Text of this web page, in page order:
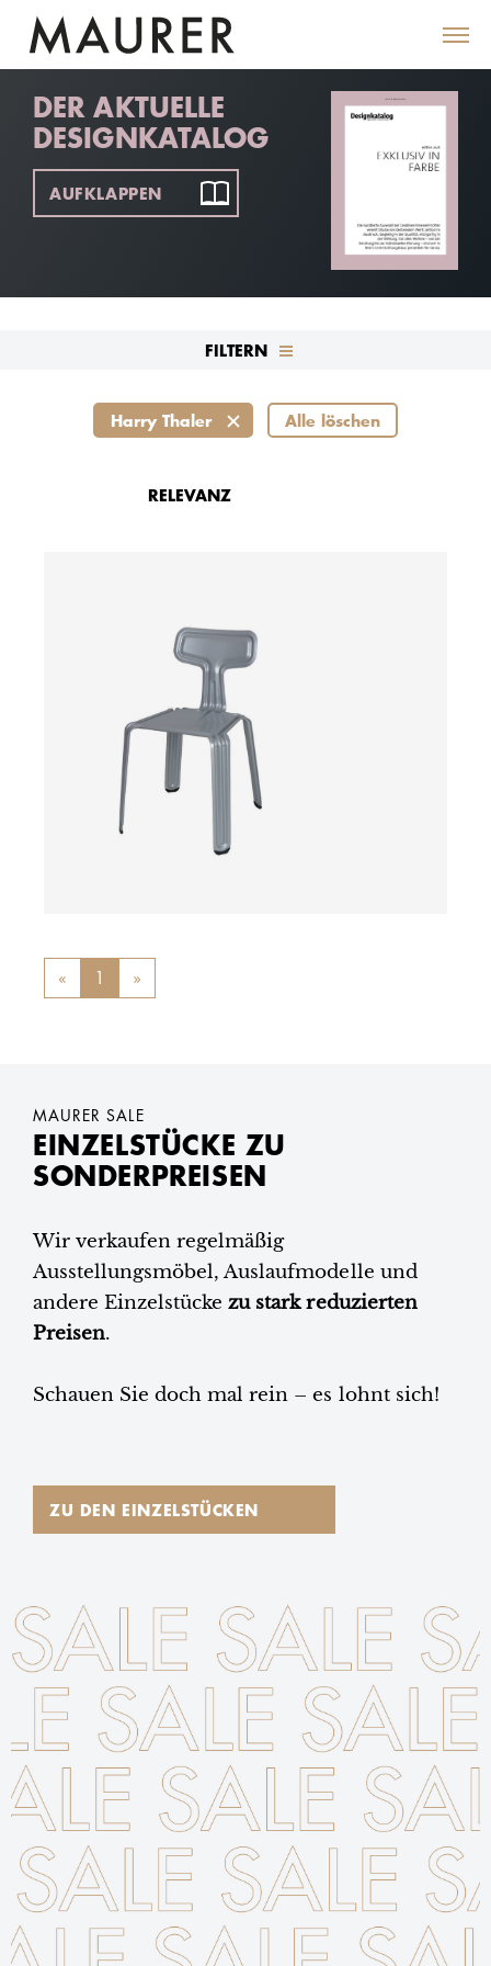
DER AKTUELLE
DESIGNKATALOG
AUFKLAPPEN
FILTERN
Harry Thaler Alle löschen
RELEVANZ
« Previous
1 »
MAURER SALE
EINZELSTÜCKE ZU
SONDERPREISEN
Wir verkaufen regelmäßig
Ausstellungsmöbel, Auslaufmodelle und
andere Einzelstücke zu stark reduzierten
Preisen.
Schauen Sie doch mal rein – es lohnt sich!
ZU DEN EINZELSTÜCKEN